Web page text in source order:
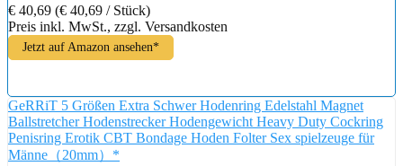
€ 40,69 (€ 40,69 / Stück)
Preis inkl. MwSt., zzgl. Versandkosten
Jetzt auf Amazon ansehen*
GeRRiT 5 Größen Extra Schwer Hodenring Edelstahl Magnet
Ballstretcher Hodenstrecker Hodengewicht Heavy Duty Cockring
Penisring Erotik CBT Bondage Hoden Folter Sex spielzeuge für
Männe（20mm）*